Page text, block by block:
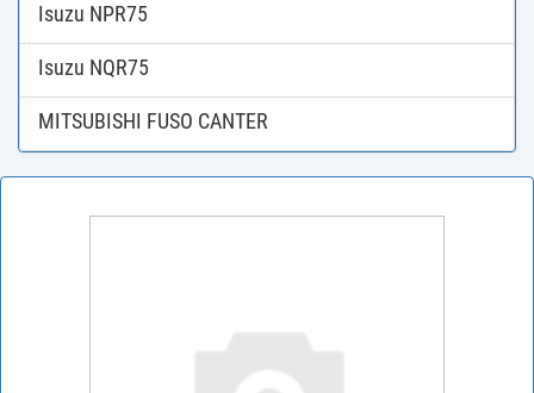
Isuzu NPR75
Isuzu NQR75
MITSUBISHI FUSO CANTER